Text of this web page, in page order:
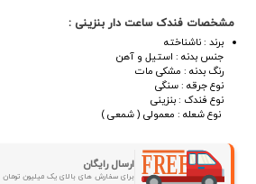
مشخصات فندک ساعت دار بنزینی :
برند : ناشناخته
جنس بدنه : استیل و آهن
رنگ بدنه : مشکی مات
نوع جرقه : سنگی
نوع فندک : بنزینی
نوع شعله : معمولی ( شمعی )
ارسال رایگان
برای سفارش های بالای یک میلیون تومان